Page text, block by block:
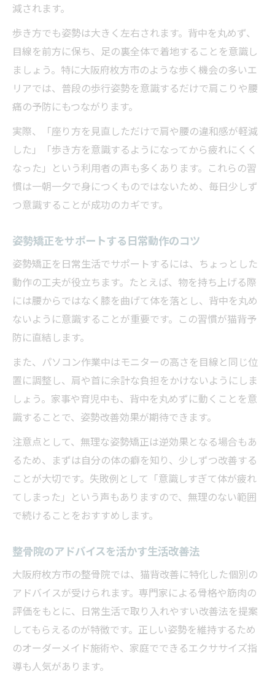
減されます。
歩き方でも姿勢は大きく左右されます。背中を丸めず、
目線を前方に保ち、足の裏全体で着地することを意識し
ましょう。特に大阪府枚方市のような歩く機会の多いエ
リアでは、普段の歩行姿勢を意識するだけで肩こりや腰
痛の予防にもつながります。
実際、「座り方を見直しただけで肩や腰の違和感が軽減
した」「歩き方を意識するようになってから疲れにくく
なった」という利用者の声も多くあります。これらの習
慣は一朝一夕で身につくものではないため、毎日少しず
つ意識することが成功のカギです。
姿勢矯正をサポートする日常動作のコツ
姿勢矯正を日常生活でサポートするには、ちょっとした
動作の工夫が役立ちます。たとえば、物を持ち上げる際
には腰からではなく膝を曲げて体を落とし、背中を丸め
ないように意識することが重要です。この習慣が猫背予
防に直結します。
また、パソコン作業中はモニターの高さを目線と同じ位
置に調整し、肩や首に余計な負担をかけないようにしま
しょう。家事や育児中も、背中を丸めずに動くことを意
識することで、姿勢改善効果が期待できます。
注意点として、無理な姿勢矯正は逆効果となる場合もあ
るため、まずは自分の体の癖を知り、少しずつ改善する
ことが大切です。失敗例として「意識しすぎて体が疲れ
てしまった」という声もありますので、無理のない範囲
で続けることをおすすめします。
整骨院のアドバイスを活かす生活改善法
大阪府枚方市の整骨院では、猫背改善に特化した個別の
アドバイスが受けられます。専門家による骨格や筋肉の
評価をもとに、日常生活で取り入れやすい改善法を提案
してもらえるのが特徴です。正しい姿勢を維持するため
のオーダーメイド施術や、家庭でできるエクササイズ指
導も人気があります。